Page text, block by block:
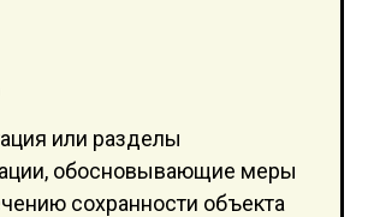
или разделы
обосновывающие меры
сохранности объекта